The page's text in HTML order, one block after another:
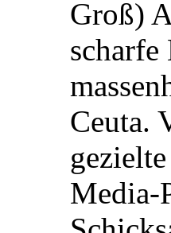
Groß)
Ceuta.
Media-